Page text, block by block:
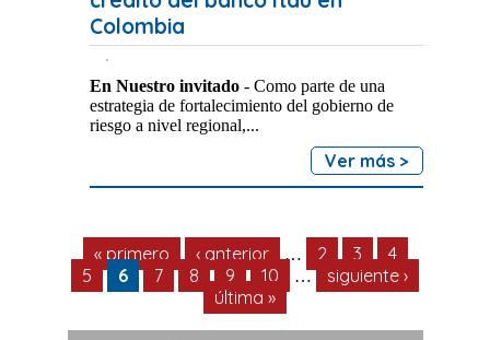
Colombia
En Nuestro invitado - Como parte de una
estrategia de fortalecimiento del gobierno de
riesgo a nivel regional,...
Ver más >
« primero ‹ anterior … 2 3
4
5
6 7 8 9 10 …
siguiente ›
última »